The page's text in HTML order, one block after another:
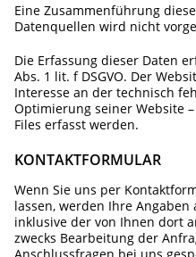
Eine Zusammenführung
Datenquellen wird nicht
Die Erfassung dieser Daten
Abs. 1 lit. f DSGVO. Der
Interesse an der technisch
Optimierung seiner Website
Files erfasst werden.
KONTAKTFORMULAR
Wenn Sie uns per
lassen, werden Ihre
inklusive der von Ihnen dort
zwecks Bearbeitung der
Anschlussfragen bei uns